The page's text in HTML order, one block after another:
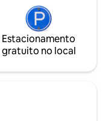
Estacionamento
gratuito no local